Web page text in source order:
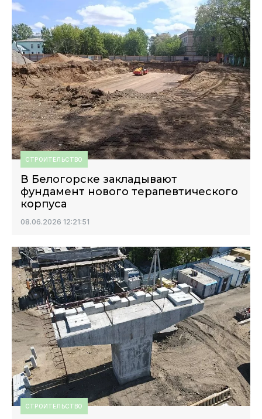
СТРОИТЕЛЬСТВО
В Белогорске закладывают
фундамент нового терапевтического
корпуса
08.06.2026 12:21:51
СТРОИТЕЛЬСТВО